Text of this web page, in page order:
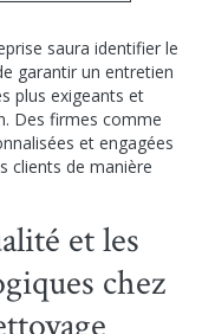
saura identifier le
garantir un entretien
plus exigeants et
Des firmes comme
et engagées
clients de manière
et les
chez